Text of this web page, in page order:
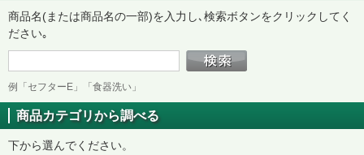
商品名(または商品名の一部)を入力し､検索ボタンをクリックしてく
ださい｡
例「セフターE」「食器洗い」
商品カテゴリから調べる
下から選んでください。